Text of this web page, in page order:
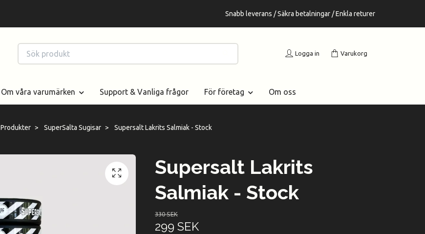
Snabb leverans / Säkra betalningar / Enkla returer
Logga in Varukorg
Om våra varumärken Support & Vanliga frågor För företag Om oss
Produkter SuperSalta Sugisar Supersalt Lakrits Salmiak - Stock
Supersalt Lakrits
Salmiak - Stock
330 SEK
299 SEK